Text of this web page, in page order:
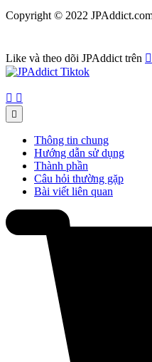
Copyright © 2022
Like và theo dõi JPAddict trên 
 

Thông tin chung
Hướng dẫn sử dụng
Thành phần
Câu hỏi thường gặp
Bài viết liên quan